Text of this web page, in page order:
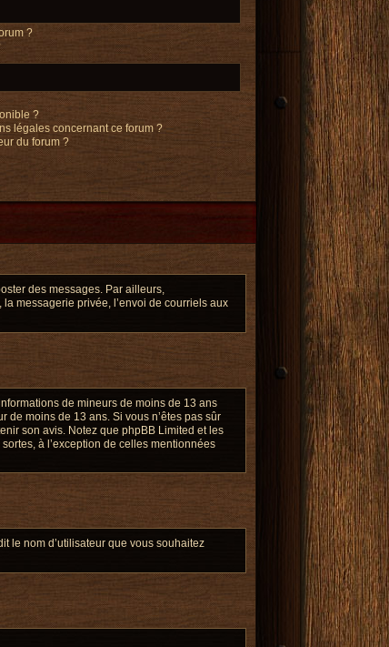
?
?
légales concernant ce forum ?
du forum ?
des messages. Par ailleurs,
messagerie privée, l’envoi de courriels aux
de mineurs de moins de 13 ans
de moins de 13 ans. Si vous n’êtes pas sûr
son avis. Notez que phpBB Limited et les
à l’exception de celles mentionnées
le nom d’utilisateur que vous souhaitez